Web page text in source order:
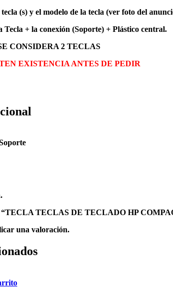
(s) y el modelo de la tecla (ver foto del
Tecla + la conexión (Soporte) + Plástico central.
CONSIDERA 2 TECLAS
EXISTENCIA ANTES DE PEDIR
“TECLA TECLAS DE TECLADO HP
una valoración.